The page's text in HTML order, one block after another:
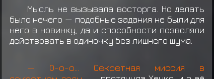
ранга
Учиха Итачи получил награду за миссию
ранга B
Учиха Шисуи получил награду за миссию
Мысль не вызывала восторга. Но делать
было нечего — подобные задания не были для
него в новинку, да и способности позволяли
действовать в одиночку без лишнего шума.
— О-о-о... Секретная миссия в